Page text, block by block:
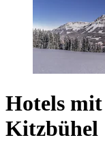
Hotels
Kitzbühel